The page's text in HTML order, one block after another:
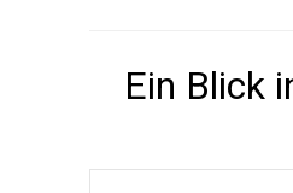
Ein Blick